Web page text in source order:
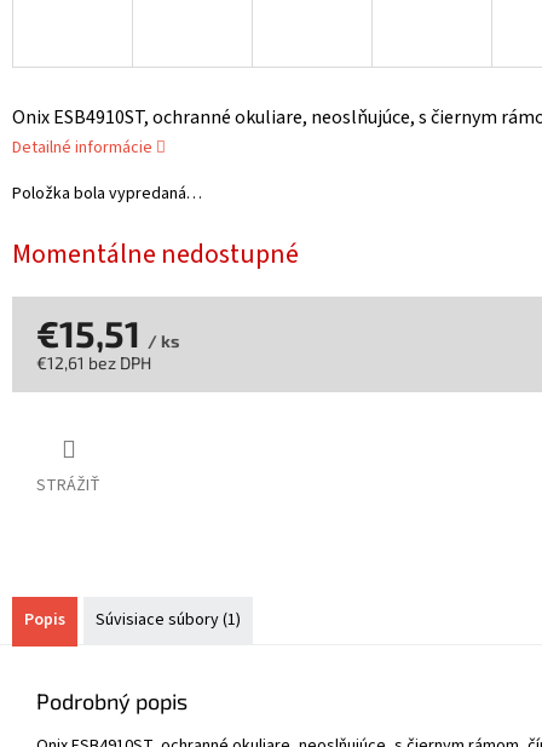
Momentálne nedostupné
Položka bola vypredaná…
Onix ESB4910ST, ochranné okuliare, neoslňujúce, s čiernym
Detailné informácie
STRÁŽIŤ
€15,51 / ks
€12,61 bez DPH
Popis Súvisiace súbory (1)
Podrobný popis